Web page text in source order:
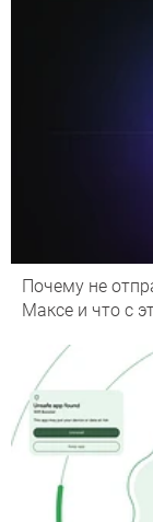
Почему не
Максе и что с